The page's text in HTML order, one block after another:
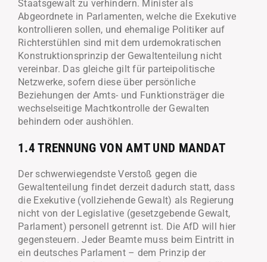
Staatsgewalt zu verhindern. Minister als
Abgeordnete in Parlamenten, welche die Exekutive
kontrollieren sollen, und ehemalige Politiker auf
Richterstühlen sind mit dem urdemokratischen
Konstruktionsprinzip der Gewaltenteilung nicht
vereinbar. Das gleiche gilt für parteipolitische
Netzwerke, sofern diese über persönliche
Beziehungen der Amts- und Funktionsträger die
wechselseitige Machtkontrolle der Gewalten
behindern oder aushöhlen.
1.4 TRENNUNG VON AMT UND MANDAT
Der schwerwiegendste Verstoß gegen die
Gewaltenteilung findet derzeit dadurch statt, dass
die Exekutive (vollziehende Gewalt) als Regierung
nicht von der Legislative (gesetzgebende Gewalt,
Parlament) personell getrennt ist. Die AfD will hier
gegensteuern. Jeder Beamte muss beim Eintritt in
ein deutsches Parlament – dem Prinzip der